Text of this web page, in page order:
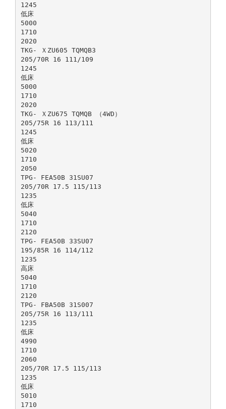
1245
低床
5000
1710
2020
TKG- ＸZU605 TQMQB3
205/70R 16 111/109
1245
低床
5000
1710
2020
TKG- ＸZU675 TQMQB （4WD）
205/75R 16 113/111
1245
低床
5020
1710
2050
TPG- FEA50B 31SU07
205/70R 17.5 115/113
1235
低床
5040
1710
2120
TPG- FEA50B 33SU07
195/85R 16 114/112
1235
高床
5040
1710
2120
TPG- FBA50B 31S007
205/75R 16 113/111
1235
低床
4990
1710
2060
205/70R 17.5 115/113
1235
低床
5010
1710